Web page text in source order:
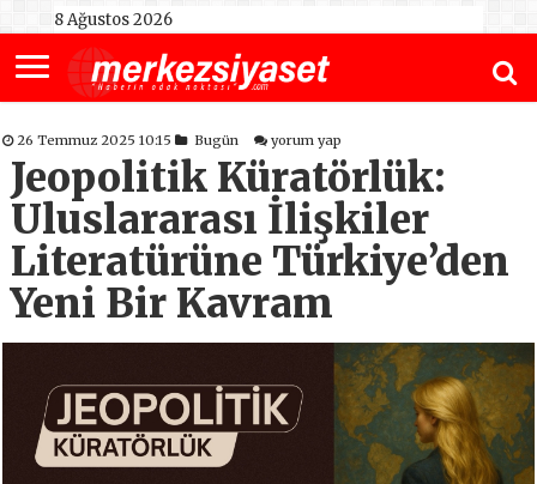
8 Ağustos 2026
26 Temmuz 2025 10:15 Bugün yorum yap
Jeopolitik Küratörlük:
Uluslararası İlişkiler
Literatürüne Türkiye’den
Yeni Bir Kavram